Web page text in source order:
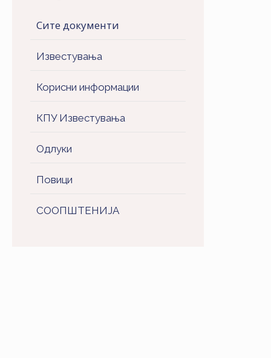
Сите документи
Известувања
Корисни информации
КПУ Известувања
Одлуки
Повици
СООПШТЕНИJA